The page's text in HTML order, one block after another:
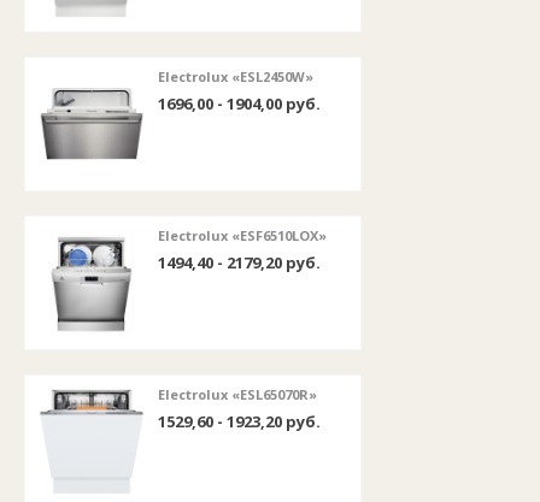
Electrolux «ESL2450W»
1696,00 - 1904,00 руб.
Electrolux «ESF6510LOX»
1494,40 - 2179,20 руб.
Electrolux «ESL65070R»
1529,60 - 1923,20 руб.